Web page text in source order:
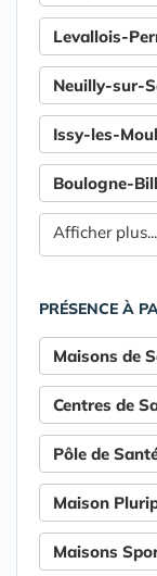
Levallois-
Neuilly-sur-
Issy-les-
Boulogne-
Afficher
PRÉSENCE À
Maisons de
Centres de
Pôle de
Maison
Maisons